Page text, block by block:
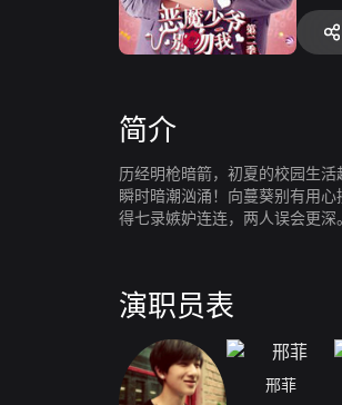
简介
历经明枪暗箭，初夏的校园生
瞬时暗潮汹涌！向蔓葵别有用
得七录嫉妒连连，两人误会更
演职员表
邢菲